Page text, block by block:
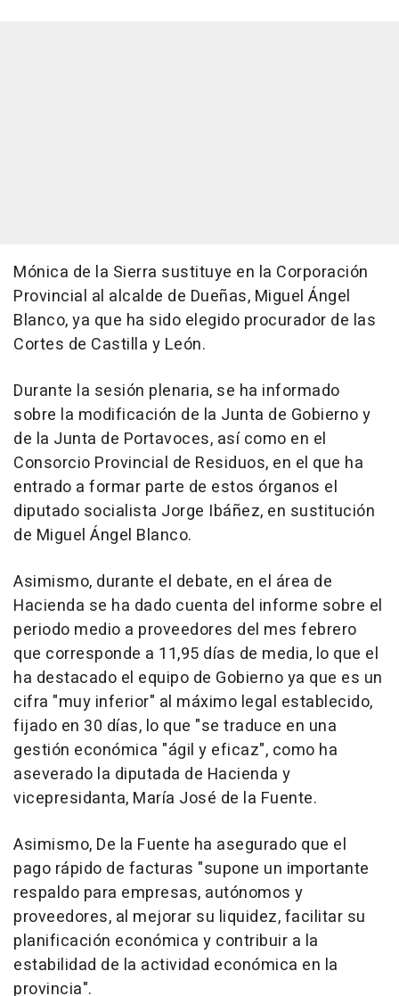
Mónica de la Sierra sustituye en la Corporación
Provincial al alcalde de Dueñas, Miguel Ángel
Blanco, ya que ha sido elegido procurador de las
Cortes de Castilla y León.
Durante la sesión plenaria, se ha informado
sobre la modificación de la Junta de Gobierno y
de la Junta de Portavoces, así como en el
Consorcio Provincial de Residuos, en el que ha
entrado a formar parte de estos órganos el
diputado socialista Jorge Ibáñez, en sustitución
de Miguel Ángel Blanco.
Asimismo, durante el debate, en el área de
Hacienda se ha dado cuenta del informe sobre el
periodo medio a proveedores del mes febrero
que corresponde a 11,95 días de media, lo que el
ha destacado el equipo de Gobierno ya que es un
cifra "muy inferior" al máximo legal establecido,
fijado en 30 días, lo que "se traduce en una
gestión económica "ágil y eficaz", como ha
aseverado la diputada de Hacienda y
vicepresidanta, María José de la Fuente.
Asimismo, De la Fuente ha asegurado que el
pago rápido de facturas "supone un importante
respaldo para empresas, autónomos y
proveedores, al mejorar su liquidez, facilitar su
planificación económica y contribuir a la
estabilidad de la actividad económica en la
provincia".